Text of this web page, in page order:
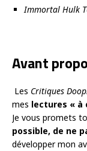
Immortal Hulk
Avant
Les Critiques
mes lectures « à
Je vous promets
possible, de ne
développer mon